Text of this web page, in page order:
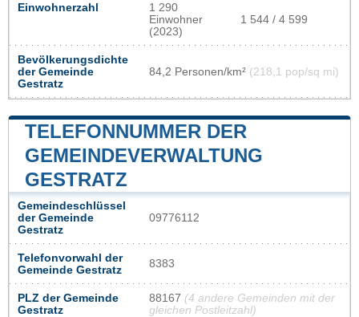
Einwohnerzahl
1 290
Einwohner
(2023)
1 544 / 4 599
Bevölkerungsdichte
der Gemeinde
Gestratz
84,2 Personen/km² (218,1 pop/sq mi)
TELEFONNUMMER DER
GEMEINDEVERWALTUNG
GESTRATZ
Gemeindeschlüssel
der Gemeinde
Gestratz
09776112
Telefonvorwahl der
Gemeinde Gestratz
8383
PLZ der Gemeinde
Gestratz
88167 (4 andere Gemeinden mit der
gleichen Postleitzahl)